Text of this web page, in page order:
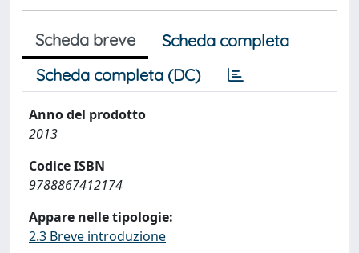
Scheda breve
Scheda completa
Scheda completa (DC)
Anno del prodotto
2013
Codice ISBN
9788867412174
Appare nelle tipologie:
2.3 Breve introduzione